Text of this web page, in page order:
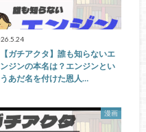
【ガチアクタ】誰も知らないエ
ンジンの本名は？エンジンとい
うあだ名を付けた恩人…
漫画